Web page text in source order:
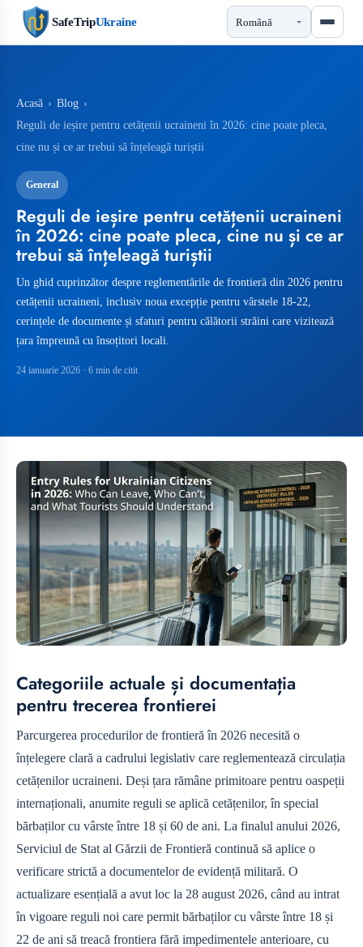
SafeTripUkraine
Acasă › Blog ›
Reguli de ieșire pentru cetățenii ucraineni în 2026: cine poate pleca,
cine nu și ce ar trebui să înțeleagă turiștii
General
Reguli de ieșire pentru cetățenii ucraineni
în 2026: cine poate pleca, cine nu și ce ar
trebui să înțeleagă turiștii
Un ghid cuprinzător despre reglementările de frontieră din 2026 pentru
cetățenii ucraineni, inclusiv noua excepție pentru vârstele 18-22,
cerințele de documente și sfaturi pentru călătorii străini care vizitează
țara împreună cu însoțitori locali.
24 ianuarie 2026 · 6 min de citit
Categoriile actuale și documentația
pentru trecerea frontierei
Parcurgerea procedurilor de frontieră în 2026 necesită o
înțelegere clară a cadrului legislativ care reglementează circulația
cetățenilor ucraineni. Deși țara rămâne primitoare pentru oaspeții
internaționali, anumite reguli se aplică cetățenilor, în special
bărbaților cu vârste între 18 și 60 de ani. La finalul anului 2026,
Serviciul de Stat al Gărzii de Frontieră continuă să aplice o
verificare strictă a documentelor de evidență militară. O
actualizare esențială a avut loc la 28 august 2026, când au intrat
în vigoare reguli noi care permit bărbaților cu vârste între 18 și
22 de ani să treacă frontiera fără impedimentele anterioare, cu